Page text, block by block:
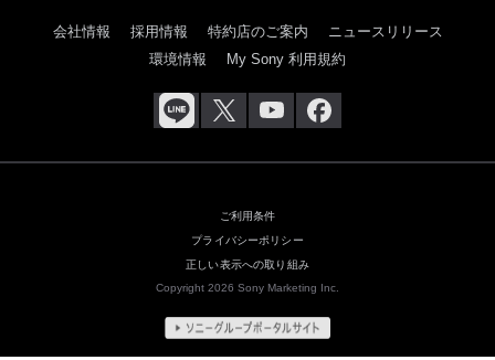
会社情報 採用情報 特約店のご案内
ニュースリリース
環境情報
My Sony 利用規約
ご利用条件
プライバシーポリシー
正しい表示への取り組み
Copyright 2026 Sony Marketing Inc.